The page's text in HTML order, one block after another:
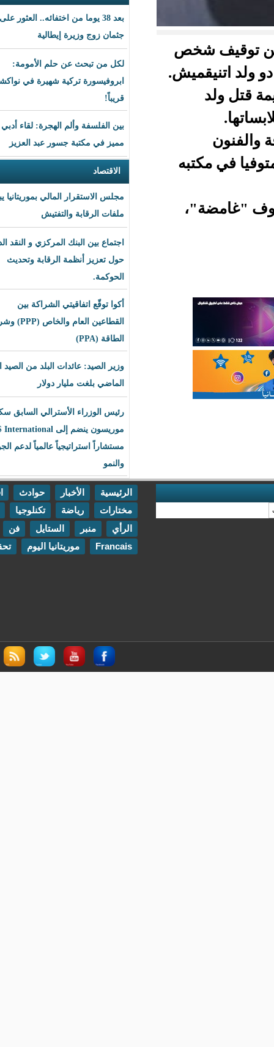
بعد 38 يوما من اختفائه.. العثور على
جثمان زوج وزيرة إيطالية
لكل من تبحث عن حلم الأمومة:
ابروفيسورة تركية شهيرة في نواكشوط
بين الفلسفة وألم الهجرة: لقاء أدبي
مميز في مكتبة جسور عبد العزيز
الاقتصاد
مجلس الاستقرار المالي بموريتانيا يبحث
ملفات الرقابة والتفتيش
اجتماع بين البنك المركزي و النقد الدولي
حول تعزيز أنظمة الرقابة وتحديث
أكوا توقّع اتفاقيتي الشراكة بين
القطاعين العام والخاص (PPP) وشراء
الطاقة (PPA)
وزير الصيد: عائدات البلد من الصيد العام
الماضي بلغت مليار دولار
رئيس الوزراء الأسترالي السابق سكوت
موريسون ينضم إلى BLS International
مستشاراً استراتيجياً عالمياً لدعم الجودة
شخص
حوادث
اقتصاد
تكنلوجيا
مقابلات
الستايل فن
اتصل بنا
موريتانيا اليوم تحقيقات